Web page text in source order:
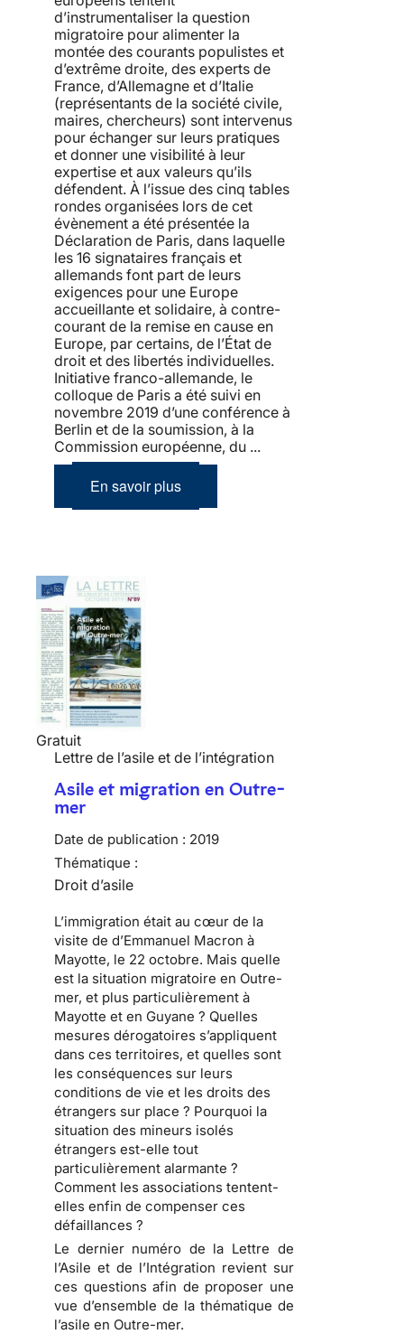
d’instrumentaliser la question
migratoire pour alimenter la
montée des courants populistes et
d’extrême droite, des experts de
France, d’Allemagne et d’Italie
(représentants de la société civile,
maires, chercheurs) sont intervenus
pour échanger sur leurs pratiques
et donner une visibilité à leur
expertise et aux valeurs qu’ils
défendent. À l’issue des cinq tables
rondes organisées lors de cet
évènement a été présentée la
Déclaration de Paris, dans laquelle
les 16 signataires français et
allemands font part de leurs
exigences pour une Europe
accueillante et solidaire, à contre-
courant de la remise en cause en
Europe, par certains, de l’État de
droit et des libertés individuelles.
Initiative franco-allemande, le
colloque de Paris a été suivi en
novembre 2019 d’une conférence à
Berlin et de la soumission, à la
Commission européenne, du ...
En savoir plus
Gratuit
Lettre de l’asile et de l’intégration
Asile et migration en Outre-
mer
Date de publication : 2019
Thématique :
Droit d’asile
L’immigration était au cœur de la
visite de d’Emmanuel Macron à
Mayotte, le 22 octobre. Mais quelle
est la situation migratoire en Outre-
mer, et plus particulièrement à
Mayotte et en Guyane ? Quelles
mesures dérogatoires s’appliquent
dans ces territoires, et quelles sont
les conséquences sur leurs
conditions de vie et les droits des
étrangers sur place ? Pourquoi la
situation des mineurs isolés
étrangers est-elle tout
particulièrement alarmante ?
Comment les associations tentent-
elles enfin de compenser ces
défaillances ?
Le dernier numéro de la Lettre de
l’Asile et de l’Intégration revient sur
ces questions afin de proposer une
vue d’ensemble de la thématique de
l’asile en Outre-mer.